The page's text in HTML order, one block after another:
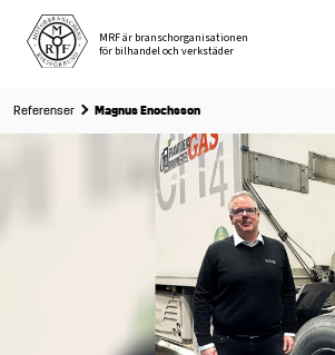
content
MRF är branschorganisationen
för bilhandel och verkstäder
Referenser Magnus Enochsson